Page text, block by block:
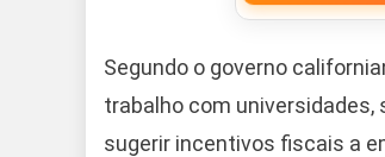
Segundo o governo
trabalho com
sugerir incentivos fiscais a